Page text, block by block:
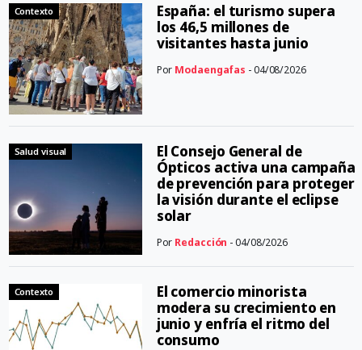
Contexto
España: el turismo supera
los 46,5 millones de
visitantes hasta junio
Por Modaengafas - 04/08/2026
Salud visual
El Consejo General de
Ópticos activa una campaña
de prevención para proteger
la visión durante el eclipse
solar
Por Redacción - 04/08/2026
Contexto
El comercio minorista
modera su crecimiento en
junio y enfría el ritmo del
consumo